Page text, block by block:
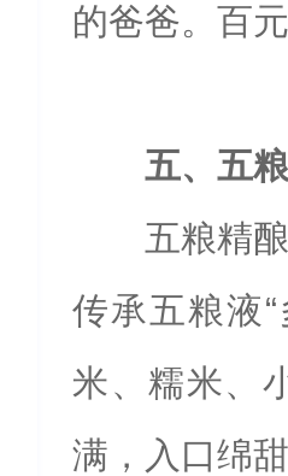
的爸爸。百
五、五
五粮精
传承五粮液
米、糯米、
满，入口绵